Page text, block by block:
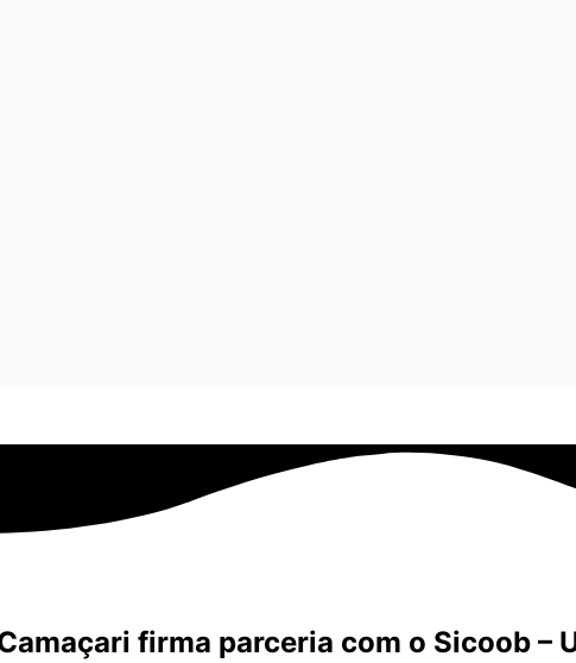
firma parceria com o Sicoob –